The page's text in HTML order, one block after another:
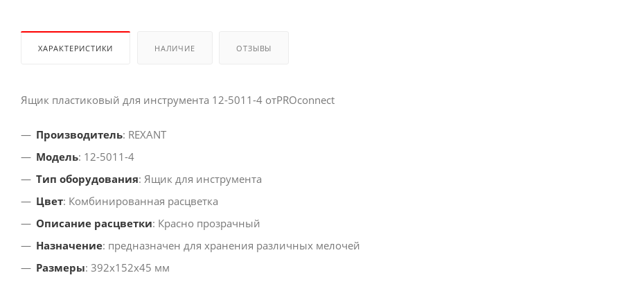
ХАРАКТЕРИСТИКИ НАЛИЧИЕ ОТЗЫВЫ
Ящик пластиковый для инструмента 12-5011-4 отPROconnect
Производитель: REXANT
Модель: 12-5011-4
Тип оборудования: Ящик для инструмента
Цвет: Комбинированная расцветка
Описание расцветки: Красно прозрачный
Назначение: предназначен для хранения различных мелочей
Размеры: 392х152х45 мм